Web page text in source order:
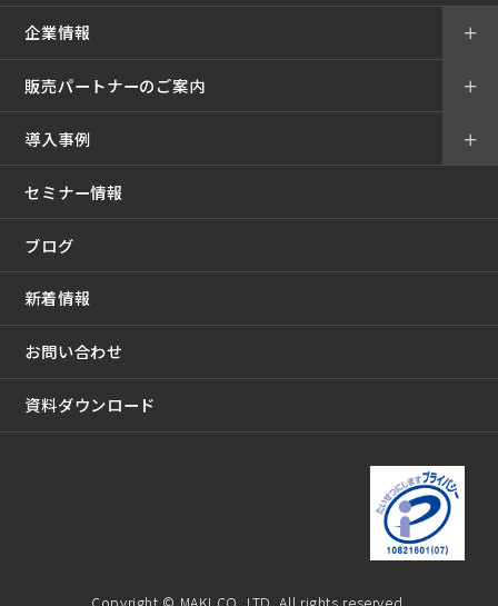
企業情報 ＋
販売パートナーのご案内 ＋
導入事例
セミナー情報
＋
ブログ
新着情報
お問い合わせ
資料ダウンロード
Copyright © MAKI CO.,LTD. All rights reserved.